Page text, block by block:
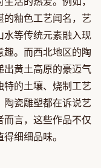
釉色工艺闻名，艺
水等传统元素融入现
。而西北地区的陶
出黄土高原的豪迈气
特的土壤、烧制工艺
陶瓷雕塑都在诉说艺
言，这些作品不仅
细细品味。